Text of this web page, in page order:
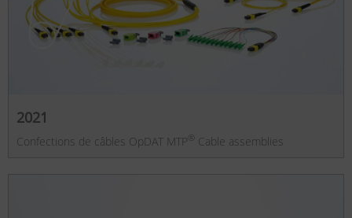
2021
Confections de câbles OpDAT MTP ® Cable assemblies